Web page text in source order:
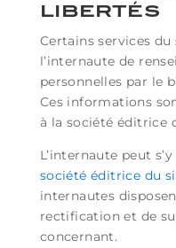
LIBERTÉS
Certains services
l’internaute de
personnelles par le
Ces informations
à la société éditrice
L’internaute peut
société éditrice du
internautes
rectification et de
concernant.